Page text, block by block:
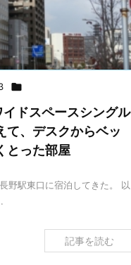

ドスペースシングル
て、デスクからベッ
とった部屋
野駅東口に宿泊してきた。 以
記事を読む